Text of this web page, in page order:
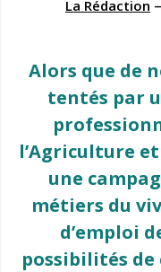
La Rédaction
Alors que de
tentés par
l’Agriculture
une
métiers du
d’emploi
possibilités de